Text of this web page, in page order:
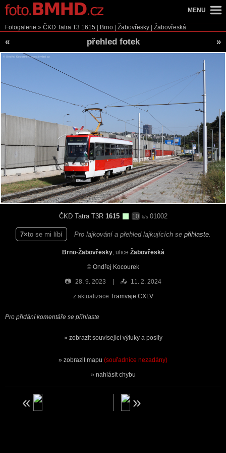
Fotogalerie » ČKD Tatra T3 1615 Brno Žabovřesky Žabovřeská
« přehled fotek »
ČKD Tatra T3R 1615 10 k/s 01002
7 to se mi líbí Pro lajkování a přehled lajkujících se přihlaste.
Brno-Žabovřesky, ulice Žabovřeská
© Ondřej Kocourek
📷 28. 9. 2023 📤 11. 2. 2024
z aktualizace Tramvaje CXLV
Pro přidání komentáře se přihlaste
zobrazit související výluky a posily
zobrazit mapu (souřadnice nezadány)
nahlásit chybu
MENU